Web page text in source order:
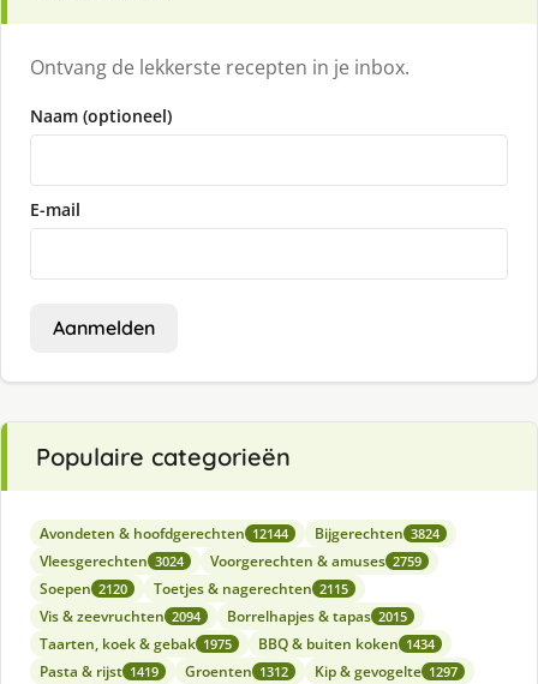
Ontvang de lekkerste recepten in je inbox.
Naam (optioneel)
E-mail
Aanmelden
Populaire categorieën
Avondeten & hoofdgerechten 12144 Bijgerechten 3824
Vleesgerechten 3024 Voorgerechten & amuses 2759
Soepen 2120 Toetjes & nagerechten 2115
Vis & zeevruchten 2094 Borrelhapjes & tapas 2015
Taarten, koek & gebak 1975 BBQ & buiten koken 1434
Pasta & rijst 1419 Groenten 1312 Kip & gevogelte 1297